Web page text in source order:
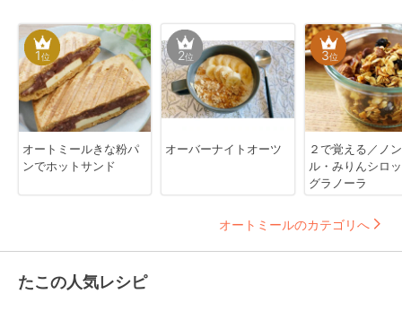
1位
オートミールきな粉パ
ンでホットサンド
2位
オーバーナイトオーツ
3位
２で覚える／ノ
ル・みりんシロ
グラノーラ
オートミールのカテゴリへ
たこの人気レシピ